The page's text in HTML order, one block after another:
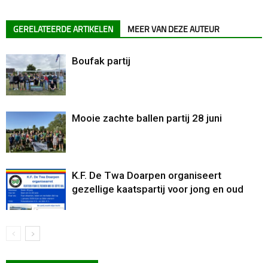
GERELATEERDE ARTIKELEN MEER VAN DEZE AUTEUR
Boufak partij
Mooie zachte ballen partij 28 juni
K.F. De Twa Doarpen organiseert
gezellige kaatspartij voor jong en oud